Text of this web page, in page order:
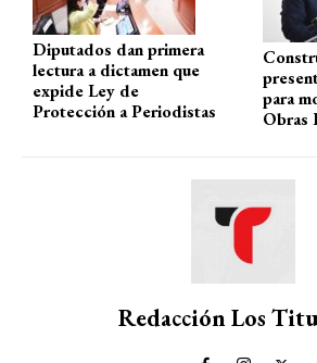
Diputados dan primera
lectura a dictamen que
expide Ley de
Protección a Periodistas
para
Obras
Redacción Los